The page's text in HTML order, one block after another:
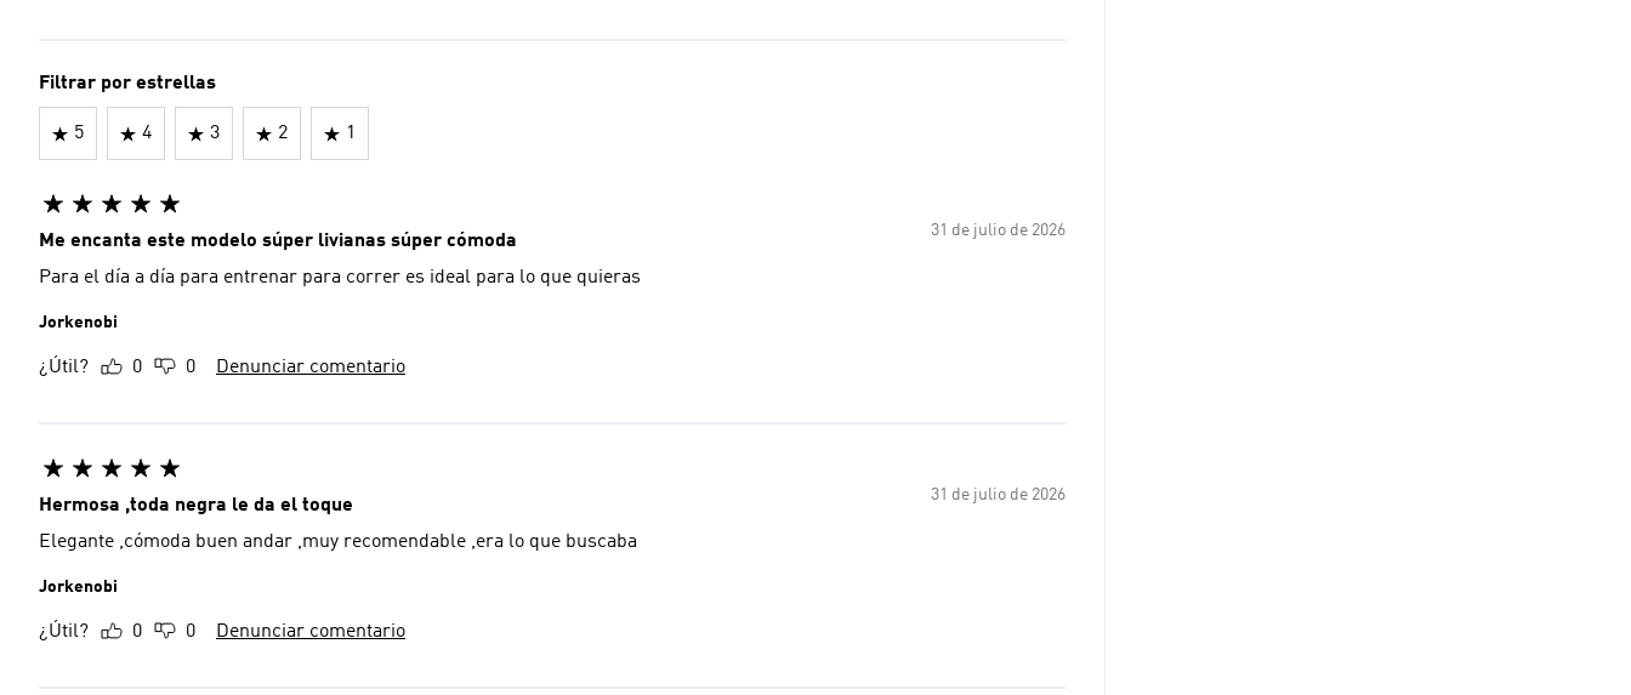
Filtrar por estrellas
5 4 3 2 1
31 de julio de 2026
Me encanta este modelo súper livianas súper cómoda
Para el día a día para entrenar para correr es ideal para lo que quieras
Jorkenobi
¿Útil? 0 0 Denunciar comentario
31 de julio de 2026
Hermosa ,toda negra le da el toque
Elegante ,cómoda buen andar ,muy recomendable ,era lo que buscaba
Jorkenobi
¿Útil? 0 0 Denunciar comentario